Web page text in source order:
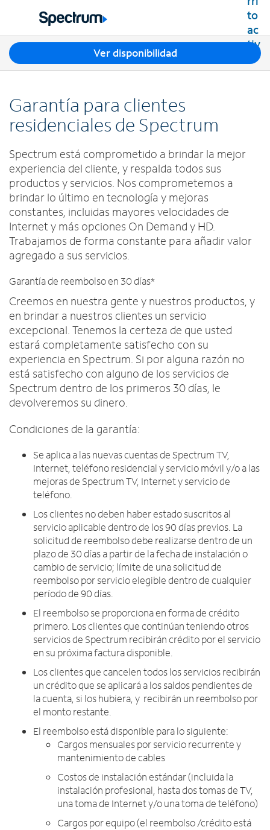
Residencial
Paquetes
Ver paquetes
Ofertas en tu área
Spectrum Internet
Planes de Internet
Velocidades disponibles
Internet Gig
TV
TV por cable de Spectrum
Planes de TV
Streaming de Spectrum
Xumo Stream Box
Spectrum TV App
Deportes en vivo y películas premium
Planes Latino TV
Lista de canales
Spectrum Mobile
Planes de datos móviles
Teléfonos móviles
Tabletas
Smartwatches
Trae tu dispositivo
Teléfono Residencial
Spectrum Voice
Contáctanos
INTERNET, TV Y TELÉFONO RESIDENCIAL
Contacta a Spectrum
Ayuda de Spectrum
Contacta a Spectrum Mobile
Ayuda para Mobile
Encuentra una tienda
Mi cuenta
English
Ver disponibilidad
r
e
s
u
g
r
e
n
c
i
a
s
e
o
n
t
r
a
d
a
s
e
a
i
s
t
Garantía para clientes
residenciales de Spectrum
Spectrum está comprometido a brindar la mejor
experiencia del cliente, y respalda todos sus
productos y servicios. Nos comprometemos a
brindar lo último en tecnología y mejoras
constantes, incluidas mayores velocidades de
Internet y más opciones On Demand y HD.
Trabajamos de forma constante para añadir valor
agregado a sus servicios.
Garantía de reembolso en 30 días*
Creemos en nuestra gente y nuestros productos, y
en brindar a nuestros clientes un servicio
excepcional. Tenemos la certeza de que usted
estará completamente satisfecho con su
experiencia en Spectrum. Si por alguna razón no
está satisfecho con alguno de los servicios de
Spectrum dentro de los primeros 30 días, le
devolveremos su dinero.
Condiciones de la garantía:
Se aplica a las nuevas cuentas de Spectrum TV,
Internet, teléfono residencial y servicio móvil y/o a las
mejoras de Spectrum TV, Internet y servicio de
teléfono.
Los clientes no deben haber estado suscritos al
servicio aplicable dentro de los 90 días previos. La
solicitud de reembolso debe realizarse dentro de un
plazo de 30 días a partir de la fecha de instalación o
cambio de servicio; límite de una solicitud de
reembolso por servicio elegible dentro de cualquier
período de 90 días.
El reembolso se proporciona en forma de crédito
primero. Los clientes que continúan teniendo otros
servicios de Spectrum recibirán crédito por el servicio
en su próxima factura disponible.
Los clientes que cancelen todos los servicios recibirán
un crédito que se aplicará a los saldos pendientes de
la cuenta, si los hubiera, y recibirán un reembolso por
el monto restante.
El reembolso está disponible para lo siguiente:
Cargos mensuales por servicio recurrente y
mantenimiento de cables
Costos de instalación estándar (incluida la
instalación profesional, hasta dos tomas de TV,
una toma de Internet y/o una toma de teléfono)
Cargos por equipo (el reembolso /crédito está